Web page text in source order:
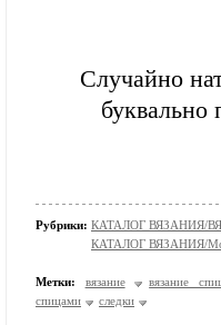
Случайно
буквально
Рубрики: КАТАЛОГ ВЯЗАНИЯ/
КАТАЛОГ ВЯЗАНИЯ/
Метки: вязание
вязание
спицами
следки